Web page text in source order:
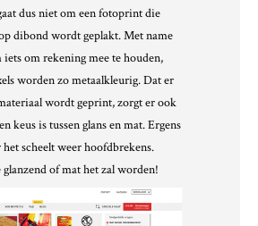
dus niet om een fotoprint die
dibond wordt geplakt. Met name
om rekening mee te houden,
worden zo metaalkleurig. Dat er
wordt geprint, zorgt er ook
keus is tussen glans en mat. Ergens
scheelt weer hoofdbrekens.
of mat het zal worden!